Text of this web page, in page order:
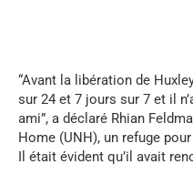
“Avant la libération de
sur 24 et 7 jours sur 7 et il
ami”, a déclaré Rhian
Home (UNH), un refuge
Il était évident qu’il avait